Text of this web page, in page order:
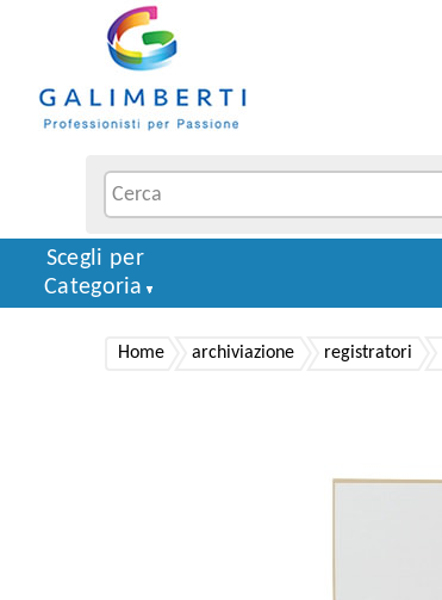
Scegli per
Categoria
Home archiviazione registratori